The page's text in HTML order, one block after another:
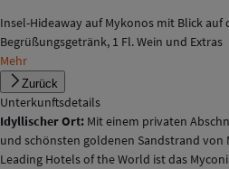
Insel-Hideaway auf Mykonos mit Blick auf
Begrüßungsgetränk, 1 Fl. Wein und Extras
Mehr
Zurück
Unterkunftsdetails
Idyllischer Ort: Mit einem privaten
und schönsten goldenen Sandstrand von
Leading Hotels of the World ist das